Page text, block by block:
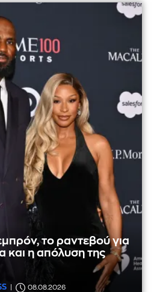
το ραντεβού για
και η απόλυση της
08.08.2026